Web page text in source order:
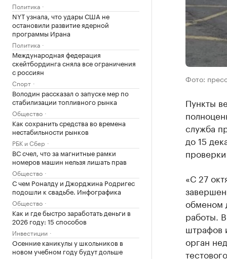
Политика
NYT узнала, что удары США не
остановили развитие ядерной
программы Ирана
Политика
Международная федерация
скейтбординга сняла все ограничения
с россиян
Спорт
Володин рассказал о запуске мер по
стабилизации топливного рынка
Общество
Как сохранить средства во времена
нестабильности рынков
РБК и Сбер
ВС счел, что за магнитные рамки
номеров машин нельзя лишать прав
Общество
С чем Роналду и Джорджина Родригес
подошли к свадьбе. Инфографика
Общество
Как и где быстро заработать деньги в
2026 году: 15 способов
Инвестиции
Осенние каникулы у школьников в
новом учебном году будут дольше
Фото:
Пункты
служба
до 15
«С 27
обменом
работы.
штрафов
орган